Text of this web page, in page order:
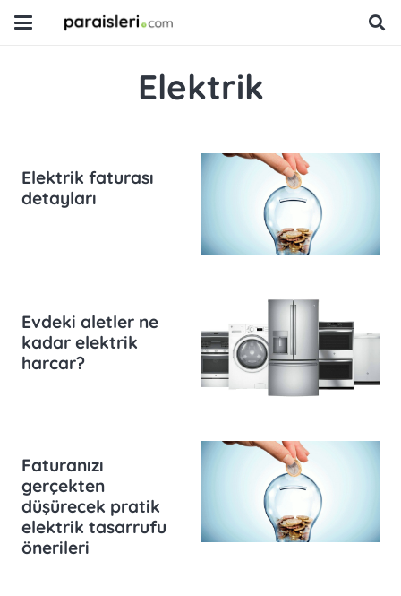
Elektrik
Elektrik faturası
detayları
Evdeki aletler ne
kadar elektrik
harcar?
Faturanızı
gerçekten
düşürecek pratik
elektrik tasarrufu
önerileri